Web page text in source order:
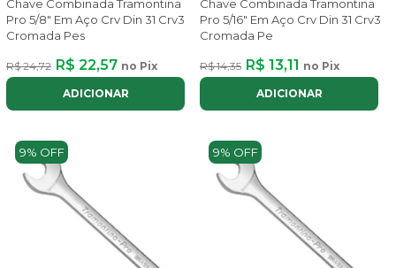
Chave Combinada Tramontina
Pro 5/8" Em Aço Crv Din 31 Crv3
Cromada Pes
R$ 24,72 R$ 22,57 no Pix
ADICIONAR
Chave Combinada Tramontina
Pro 5/16" Em Aço Crv Din 31 Crv3
Cromada Pe
R$ 14,35 R$ 13,11 no Pix
ADICIONAR
9% OFF 9% OFF